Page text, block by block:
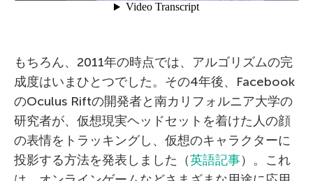
もちろん、2011年の時点では、アルゴリズムの完
成度はいまひとつでした。その4年後、Facebook
のOculus Riftの開発者と南カリフォルニア大学の
研究者が、仮想現実ヘッドセットを着けた人の顔
の表情をトラッキングし、仮想のキャラクターに
投影する方法を発表しました（英語記事）。これ